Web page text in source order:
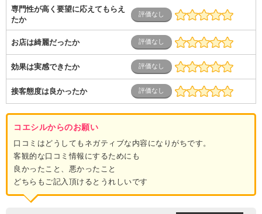
専門性が高く要望に応えてもらえ
たか
お店は綺麗だったか
効果は実感できたか
接客態度は良かったか
コエシルからのお願い
口コミはどうしてもネガティブな内容になりがちです。
客観的な口コミ情報にするためにも
良かったこと、悪かったこと
どちらもご記入頂けるとうれしいです